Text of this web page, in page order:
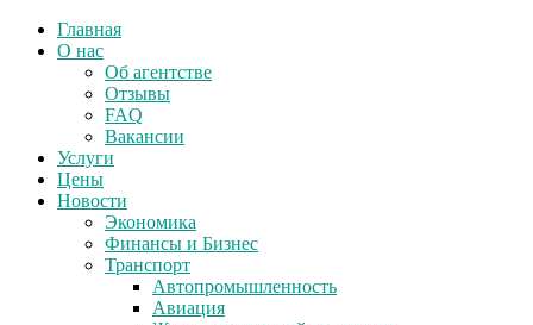
Главная
О нас
Об агентстве
Отзывы
FAQ
Вакансии
Услуги
Цены
Новости
Экономика
Финансы и Бизнес
Транспорт
Автопромышленность
Авиация